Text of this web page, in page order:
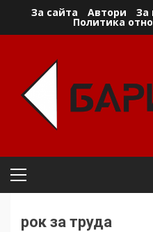
За сайта Автори За
Политика
Primary
рок за труда